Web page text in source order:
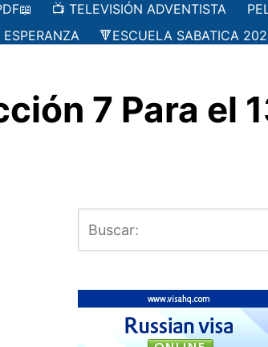
📺 TELEVISIÓN ADVENTISTA
🔻ESCUELA SABATICA
7 Para el